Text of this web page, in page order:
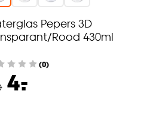
Pepers 3D
Rood 430ml
(0)
4.
-